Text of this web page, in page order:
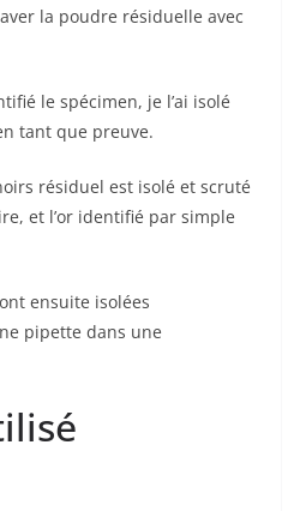
la poudre résiduelle avec
le spécimen, je l’ai isolé
tant que preuve.
résiduel est isolé et scruté
et l’or identifié par simple
ensuite isolées
pipette dans une